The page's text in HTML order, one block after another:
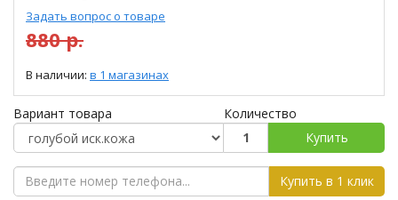
Задать вопрос о товаре
880 р.
В наличии: в 1 магазинах
Вариант товара
Количество
Купить
Купить в 1 клик